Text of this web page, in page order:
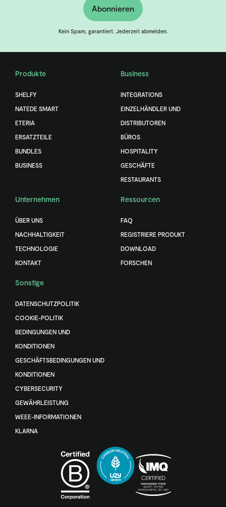
Abonnieren
Kein Spam, garantiert. Jederzeit abmelden.
Produkte
SHELFY
NATEDE SMART
ETERIA
ERSATZTEILE
BUNDLES
BUSINESS
Business
INTEGRATIONS
EINZELHÄNDLER UND
DISTRIBUTOREN
BÜROS
HOSPITALITY
GESCHÄFTE
RESTAURANTS
Unternehmen
ÜBER UNS
NACHHALTIGKEIT
TECHNOLOGIE
KONTAKT
Ressourcen
FAQ
REGISTRIERE PRODUKT
DOWNLOAD
FORSCHEN
Sonstige
DATENSCHUTZPOLITIK
COOKIE-POLITIK
BEDINGUNGEN UND
KONDITIONEN
GESCHÄFTSBEDINGUNGEN UND
KONDITIONEN
CYBERSECURITY
GEWÄHRLEISTUNG
WEEE-INFORMATIONEN
KLARNA